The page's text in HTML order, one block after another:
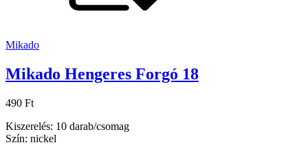
Mikado
Mikado Hengeres Forgó 18
490 Ft
Kiszerelés: 10 darab/csomag
Szín: nickel